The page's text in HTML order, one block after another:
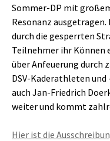
Sommer-DP mit
Resonanz
durch die gesperrten
Teilnehmer ihr Können
über Anfeuerung durch
DSV-Kaderathleten
auch Jan-Friedrich
weiter und kommt
Hier ist die